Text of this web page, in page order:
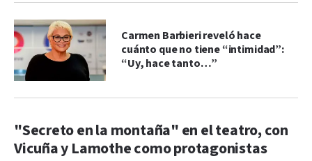
Carmen Barbieri reveló hace
cuánto que no tiene “intimidad”:
“Uy, hace tanto…”
"Secreto en la montaña" en el teatro, con
Vicuña y Lamothe como protagonistas